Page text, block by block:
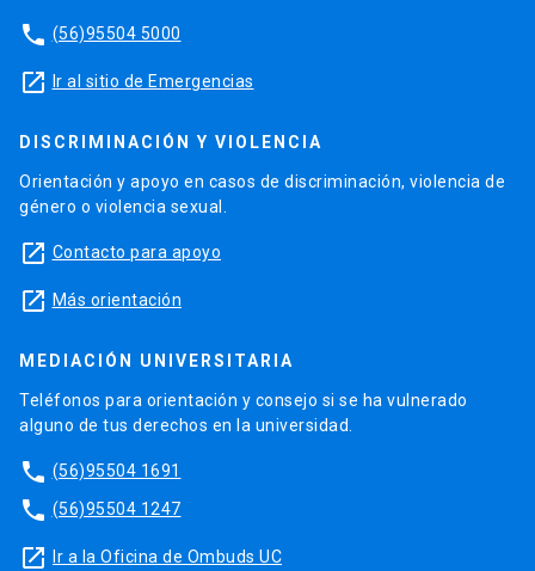
phone (56)95504 5000
launch Ir al sitio de Emergencias
DISCRIMINACIÓN Y VIOLENCIA
Orientación y apoyo en casos de discriminación, violencia de
género o violencia sexual.
launch Contacto para apoyo
launch Más orientación
MEDIACIÓN UNIVERSITARIA
Teléfonos para orientación y consejo si se ha vulnerado
alguno de tus derechos en la universidad.
phone (56)95504 1691
phone (56)95504 1247
launch Ir a la Oficina de Ombuds UC